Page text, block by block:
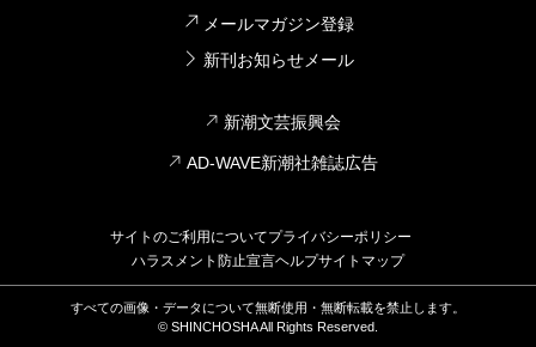
メールマガジン登録
新刊お知らせメール
新潮文芸振興会
AD-WAVE新潮社雑誌広告
サイトのご利用についてプライバシーポリシー
ハラスメント防止宣言ヘルプサイトマップ
すべての画像・データについて無断使用・無断転載を禁止します。
© SHINCHOSHA All Rights Reserved.